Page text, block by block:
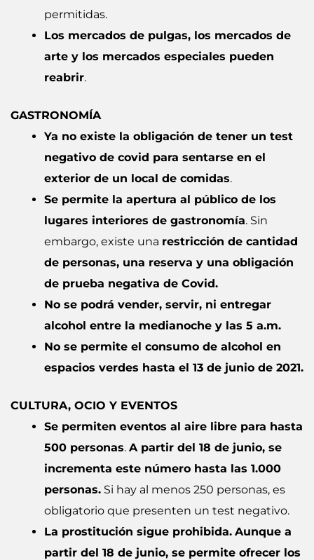
permitidas.
Los mercados de pulgas, los mercados de
arte y los mercados especiales pueden
reabrir.
GASTRONOMÍA
Ya no existe la obligación de tener un test
negativo de covid para sentarse en el
exterior de un local de comidas.
Se permite la apertura al público de los
lugares interiores de gastronomía. Sin
embargo, existe una restricción de cantidad
de personas, una reserva y una obligación
de prueba negativa de Covid.
No se podrá vender, servir, ni entregar
alcohol entre la medianoche y las 5 a.m.
No se permite el consumo de alcohol en
espacios verdes hasta el 13 de junio de 2021.
CULTURA, OCIO Y EVENTOS
Se permiten eventos al aire libre para hasta
500 personas. A partir del 18 de junio, se
incrementa este número hasta las 1.000
personas. Si hay al menos 250 personas, es
obligatorio que presenten un test negativo.
La prostitución sigue prohibida. Aunque a
partir del 18 de junio, se permite ofrecer los